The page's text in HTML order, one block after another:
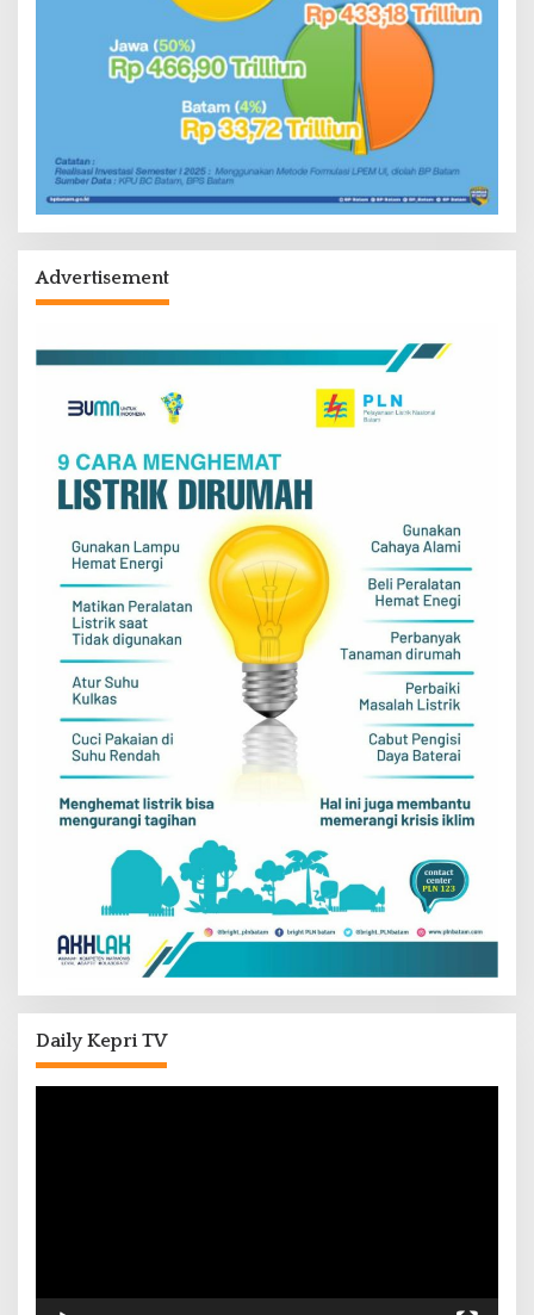
Advertisement
Daily Kepri TV